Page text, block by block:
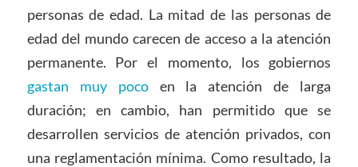
personas de edad. La mitad de las personas de
edad del mundo carecen de acceso a la atención
permanente. Por el momento, los gobiernos
gastan muy pocoen la atención de larga
duración; en cambio, han permitido que se
desarrollen servicios de atención privados, con
una reglamentación mínima. Como resultado, la